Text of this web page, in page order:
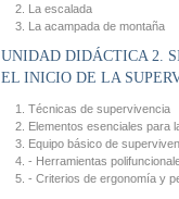
La escalada
La acampada de montaña
UNIDAD DIDÁCTICA 2.
EL INICIO DE LA
Técnicas de supervivencia
Elementos esenciales para
Equipo básico de
- Herramientas
- Criterios de ergonomía y